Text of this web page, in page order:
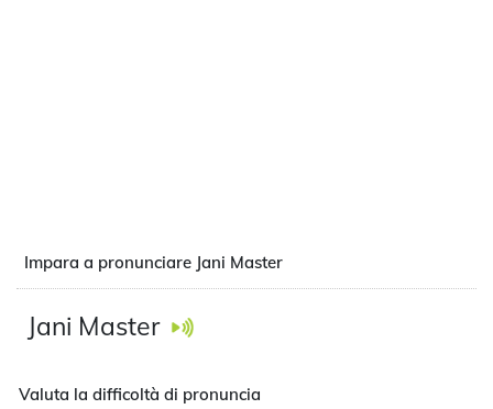
Impara a pronunciare Jani Master
Jani Master
Valuta la difficoltà di pronuncia